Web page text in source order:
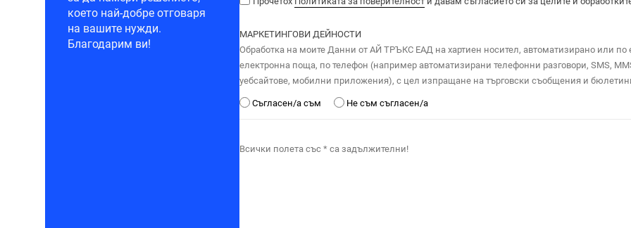
което най-добре отговаря
на вашите нужди.
Благодарим ви!
МАРКЕТИНГОВИ ДЕЙНОСТИ
Обработка на моите Данни от АЙ ТРЪКС ЕАД на хартиен носител, автоматизирано или
електронна поща, по телефон (например автоматизирани телефонни разговори, SMS,
уебсайтове, мобилни приложения), с цел изпращане на търговски съобщения и
Съгласен/а съм Не съм съгласен/а
Всички полета със * са задължителни!